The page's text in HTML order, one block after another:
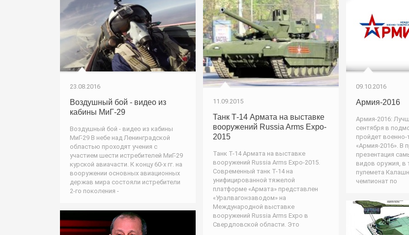
23.08.2016
Воздушный бой - видео из
кабины МиГ-29
Воздушный бой - видео из кабины
МиГ-29 В небе над Ленинградской
областью проходят учения с
участием шести истребителей МиГ-29
курской авиачасти. К концу 60-х гг. на
вооружении основных авиационных
держав мира состояли истребители
2-го поколения -
11.09.2015
Танк Т-14 Армата на выставке
вооружений Russia Arms Expo-
2015
Танк Т-14 Армата на выставке
вооружений Russia Arms Expo-2015.
Современный танк Т-14 на
унифицированной тяжелой
платформе «Армата» представлен
«Уралвагонзаводом» на
Международной выставке
вооружений Russia Arms Expo в
Свердловской области. Это
09.10.2016
Армия-2016
Армия-2016:
сентября в
пройдет военно-
«Армия-2016». В
презентация
видов оружия, в
пулемета
чемпионат по